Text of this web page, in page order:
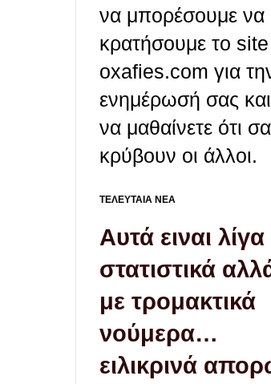
να μπορέσουμε να
κρατήσουμε το site
oxafies.com για
ενημέρωσή σας
να μαθαίνετε ότι
κρύβουν οι άλλοι.
ΤΕΛΕΥΤΑΙΑ ΝΕΑ
Aυτά ειναι λίγα
στατιστικά
με τρομακτικά
νούμερα…
ειλικρινά